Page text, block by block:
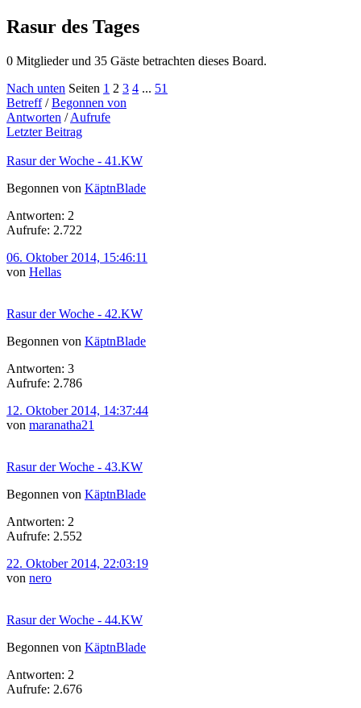
Rasur des Tages
0 Mitglieder und 35 Gäste betrachten dieses Board.
Nach unten Seiten 1 2 3 4 ... 51
Betreff/Begonnen von
Antworten /Aufrufe
Letzter Beitrag
Rasur der Woche - 41.KW
Begonnen von KäptnBlade
Antworten: 2
Aufrufe: 2.722
06. Oktober 2014, 15:46:11
von Hellas
Rasur der Woche - 42.KW
Begonnen von KäptnBlade
Antworten: 3
Aufrufe: 2.786
12. Oktober 2014, 14:37:44
von maranatha21
Rasur der Woche - 43.KW
Begonnen von KäptnBlade
Antworten: 2
Aufrufe: 2.552
22. Oktober 2014, 22:03:19
von nero
Rasur der Woche - 44.KW
Begonnen von KäptnBlade
Antworten: 2
Aufrufe: 2.676